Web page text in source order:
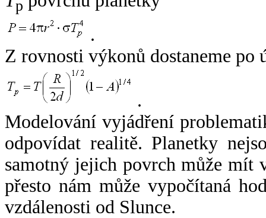
p
.
Z rovnosti výkonů dostaneme po
.
Modelování vyjádření
odpovídat realitě. Planetky
samotný jejich povrch může mít
přesto nám může vypočítaná
vzdálenosti od Slunce.